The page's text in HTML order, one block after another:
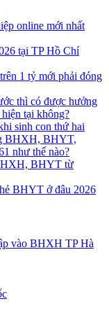
online mới nhất
tại TP Hồ Chí
1 tỷ mới phải đóng
thì có được hưởng
tại không?
sinh con thứ hai
BHXH, BHYT,
như thế nào?
BHYT từ
BHYT ở đâu 2026
vào BHXH TP Hà